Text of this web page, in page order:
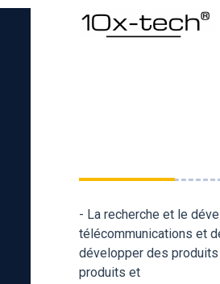
- La recherche et le
télécommunications et
développer des
produits et